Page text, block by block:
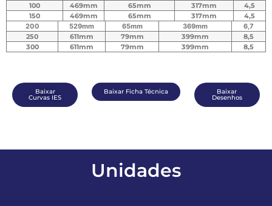
100
469mm 65mm 317mm
4,5
150
469mm 65mm 317mm
4,5
200
529mm 65mm 369mm
6,7
250
611mm 79mm 399mm
8,5
300
611mm 79mm 399mm 8,5
Baixar
Curvas IES
Baixar Ficha Técnica Baixar
Desenhos
Unidades